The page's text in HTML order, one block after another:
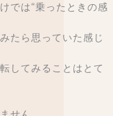
では“乗ったときの感
たら思っていた感じ
してみることはとて